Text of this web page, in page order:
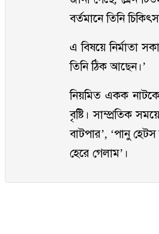
বর্তমানে তিনি
এ বিষয়ে নির্মাতা
তিনি ঠিক আছেন।’
নিয়মিত একক নাটকে
বৃষ্টি। সাম্প্রতিক
বাটপার’, ‘পানু হেটস
হেরে গেলাম’।